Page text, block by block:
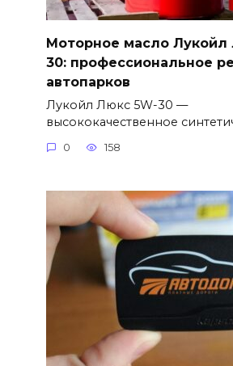
Моторное масло Лукойл
30: профессиональное
автопарков
Лукойл Люкс 5W-30 —
высококачественное
0 158